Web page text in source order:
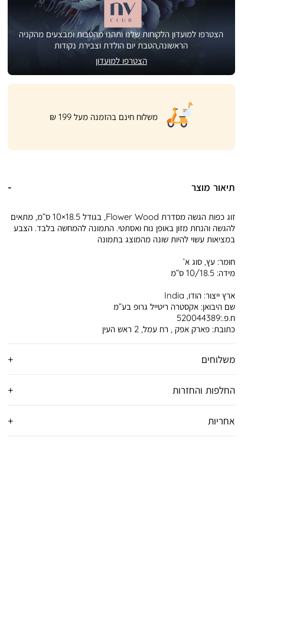
הצטרפו למועדון הלקוחות שלנו ותהנו מהטבות ומבצעים מהקניה
הראשונה,הטבת יום הולדת וצבירת נקודות
הצטרפו למועדון
|
product
page
banner
משלוח חינם בהזמנה מעל 199 ₪
תיאור מוצר
משלוחים
החלפות והחזרות
אחריות
זוג כפות הגשה מסדרת Flower Wood, בגודל 18.5×10 ס”מ, מתאים
להגשה והנחת מזון באופן נוח ואסתטי. התמונה להמחשה בלבד. הצבע
במציאות עשוי להיות שונה מהמוצג בתמונה
חומר:עץ, סוג א’
מידה:10/18.5 ס”מ
ארץ ייצור:הודו, India
שם היבואן:אקסטרה ריטייל גרופ בע”מ
ח.פ.:520044389
כתובת:פארק אפק , רח עמל, 2 ראש העין